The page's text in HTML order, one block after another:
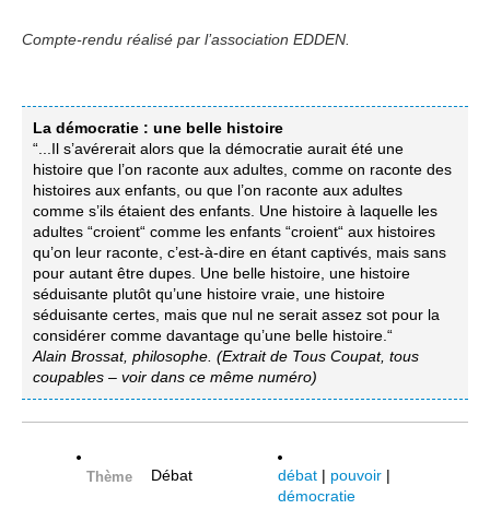
Compte-rendu réalisé par l’association EDDEN.
La démocratie : une belle histoire
“...Il s’avérerait alors que la démocratie aurait été une
histoire que l’on raconte aux adultes, comme on raconte des
histoires aux enfants, ou que l’on raconte aux adultes
comme s’ils étaient des enfants. Une histoire à laquelle les
adultes “croient“ comme les enfants “croient“ aux histoires
qu’on leur raconte, c’est-à-dire en étant captivés, mais sans
pour autant être dupes. Une belle histoire, une histoire
séduisante plutôt qu’une histoire vraie, une histoire
séduisante certes, mais que nul ne serait assez sot pour la
considérer comme davantage qu’une belle histoire.“
Alain Brossat, philosophe. (Extrait de Tous Coupat, tous
coupables – voir dans ce même numéro)
Thème Débat débat | pouvoir |
démocratie